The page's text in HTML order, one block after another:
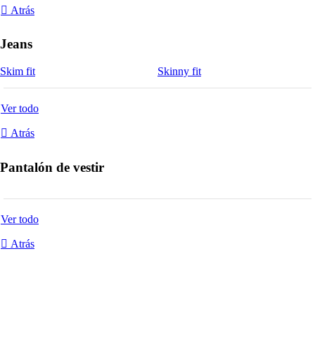
Atrás
Jeans
Skim fit Skinny fit
Ver todo
Atrás
Pantalón de vestir
Ver todo
Atrás